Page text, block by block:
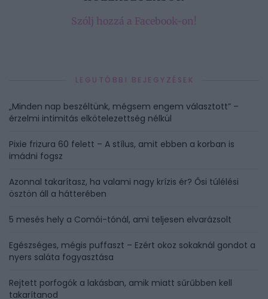
Szólj hozzá a Facebook-on!
LEGUTÓBBI BEJEGYZÉSEK
„Minden nap beszéltünk, mégsem engem választott” –
érzelmi intimitás elkötelezettség nélkül
Pixie frizura 60 felett – A stílus, amit ebben a korban is
imádni fogsz
Azonnal takarítasz, ha valami nagy krízis ér? Ősi túlélési
ösztön áll a hátterében
5 mesés hely a Comói-tónál, ami teljesen elvarázsolt
Egészséges, mégis puffaszt – Ezért okoz sokaknál gondot a
nyers saláta fogyasztása
Rejtett porfogók a lakásban, amik miatt sűrűbben kell
takarítanod